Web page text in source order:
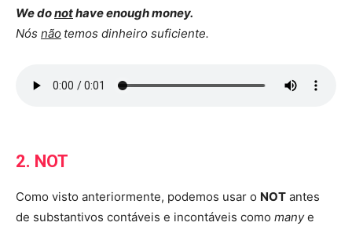
We donothave enough money.
Nós não temos dinheiro suficiente.
2. NOT
Como visto anteriormente, podemos usar o NOT antes
de substantivos contáveis e incontáveis como manye